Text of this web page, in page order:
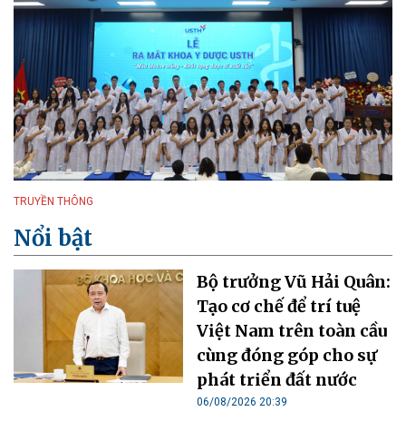
TRUYỀN THÔNG
Nổi bật
Bộ trưởng Vũ Hải Quân:
Tạo cơ chế để trí tuệ
Việt Nam trên toàn cầu
cùng đóng góp cho sự
phát triển đất nước
06/08/2026 20:39